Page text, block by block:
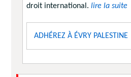
droit international. lire la suite
ADHÉREZ À ÉVRY PALESTINE